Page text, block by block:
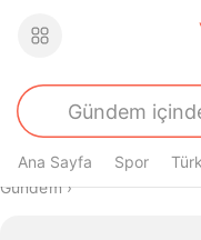
Ana Sayfa Spor
Buradasın
Gündem›